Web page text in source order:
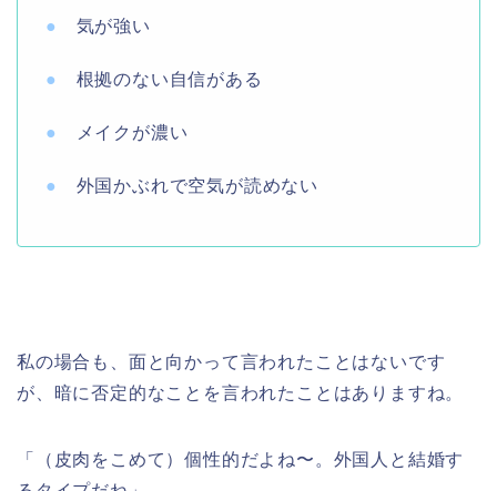
● 気が強い
● 根拠のない自信がある
● メイクが濃い
● 外国かぶれで空気が読めない
私の場合も、面と向かって言われたことはないです
が、暗に否定的なことを言われたことはありますね。
「（皮肉をこめて）個性的だよね〜。外国人と結婚す